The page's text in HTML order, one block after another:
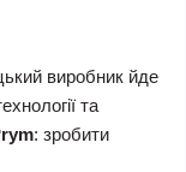
виробник йде
та
: зробити